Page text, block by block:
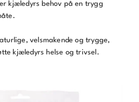
kjæledyrs behov på en trygg
velsmakende og trygge,
kjæledyrs helse og trivsel.